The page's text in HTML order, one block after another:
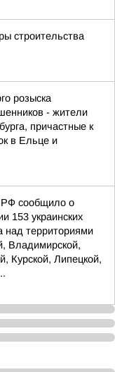
строительства
розыска
- жители
причастные к
в Ельце и
РФ сообщило о
153 украинских
над территориями
Владимирской,
Курской, Липецкой,